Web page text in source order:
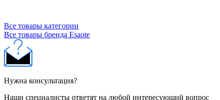
Все товары категории
Все товары бренда Esaote
Нужна консультация?
Наши специалисты ответят на любой интересующий вопрос